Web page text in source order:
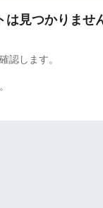
は見つかりませ
認します。